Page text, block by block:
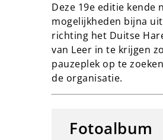
Deze 19e editie kende
mogelijkheden bijna
richting het Duitse
van Leer in te krijgen
pauzeplek op te
de organisatie.
Fotoalbum